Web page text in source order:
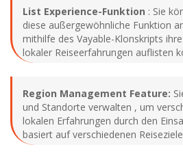
List Experience-Funktion : Sie
diese außergewöhnliche Funktion
mithilfe des Vayable-Klonskripts
lokaler Reiseerfahrungen auflisten
Region Management Feature:
und Standorte verwalten , um
lokalen Erfahrungen durch den
basiert auf verschiedenen